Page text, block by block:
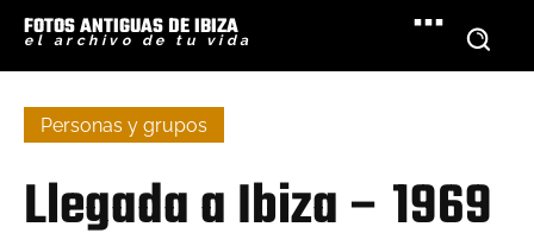
FOTOS ANTIGUAS DE IBIZA
el archivo de tu vida
Personas y grupos
Llegada a Ibiza – 1969